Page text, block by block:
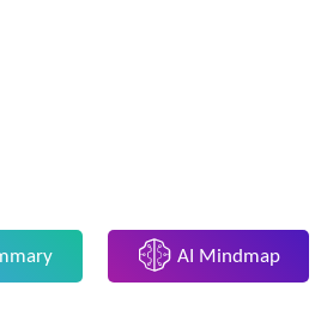
AI Mindmap